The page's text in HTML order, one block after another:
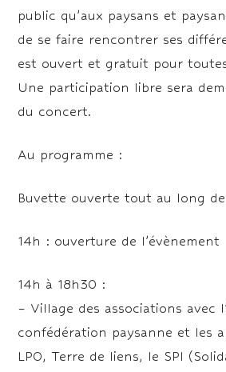
public qu’aux paysans et
de se faire rencontrer ses
est ouvert et gratuit pour
Une participation libre sera
du concert.
Au programme :
Buvette ouverte tout au long de
14h : ouverture de l’évènement
14h à 18h30 :
– Village des associations avec
confédération paysanne et les
LPO, Terre de liens, le SPI